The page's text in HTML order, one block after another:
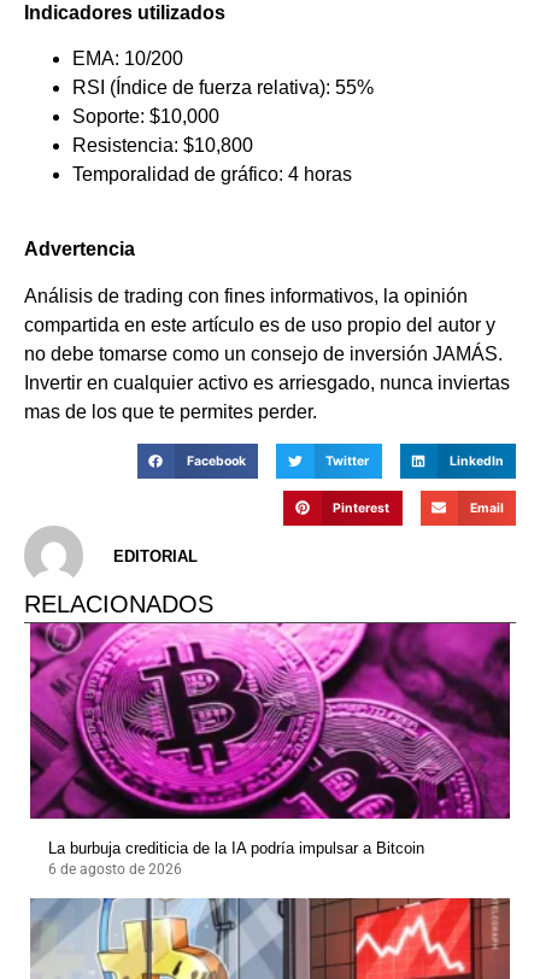
Indicadores utilizados
EMA: 10/200
RSI (Índice de fuerza relativa): 55%
Soporte: $10,000
Resistencia: $10,800
Temporalidad de gráfico: 4 horas
Advertencia
Análisis de trading con fines informativos, la opinión
compartida en este artículo es de uso propio del autor y
no debe tomarse como un consejo de inversión JAMÁS.
Invertir en cualquier activo es arriesgado, nunca inviertas
mas de los que te permites perder.
Facebook Twitter LinkedIn
Pinterest Email
EDITORIAL
RELACIONADOS
La burbuja crediticia de la IA podría impulsar a Bitcoin
6 de agosto de 2026